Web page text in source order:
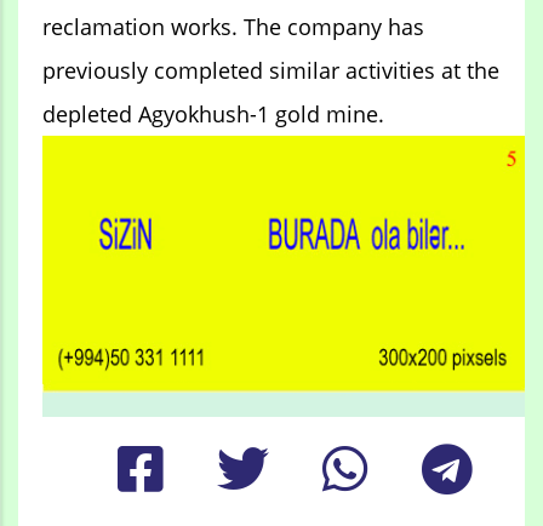
reclamation works. The company has
previously completed similar activities at the
depleted Agyokhush-1 gold mine.